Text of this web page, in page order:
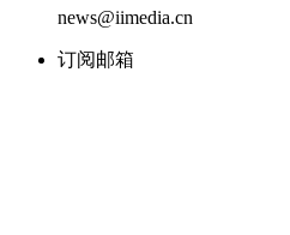
news@iimedia.cn
订阅邮箱